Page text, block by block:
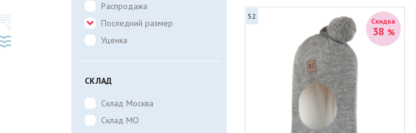
Распродажа
Последний размер
Уценка
СКЛАД
Склад Москва
Склад МО
Скидка
38 %
52